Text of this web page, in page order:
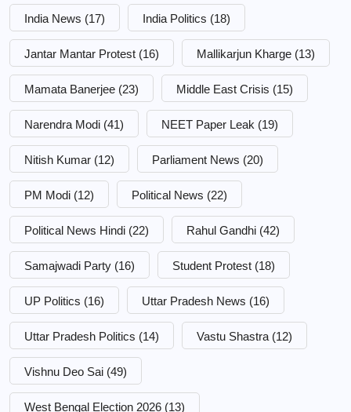
India News (17) India Politics (18)
Jantar Mantar Protest (16) Mallikarjun Kharge (13)
Mamata Banerjee (23) Middle East Crisis (15)
Narendra Modi (41) NEET Paper Leak (19)
Nitish Kumar (12) Parliament News (20)
PM Modi (12) Political News (22)
Political News Hindi (22) Rahul Gandhi (42)
Samajwadi Party (16) Student Protest (18)
UP Politics (16) Uttar Pradesh News (16)
Uttar Pradesh Politics (14) Vastu Shastra (12)
Vishnu Deo Sai (49)
West Bengal Election 2026 (13)